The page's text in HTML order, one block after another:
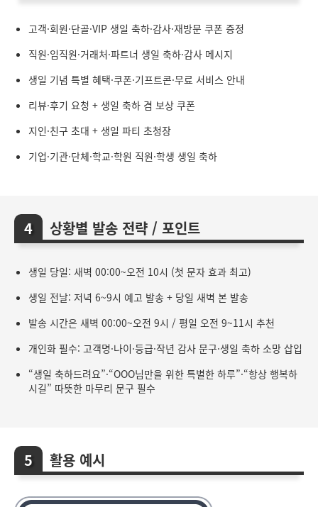
고객·회원·단골·VIP 생일 축하·감사·재방문 쿠폰 증정
직원·임직원·거래처·파트너 생일 축하·감사 메시지
생일 기념 특별 혜택·쿠폰·기프트콘·무료 서비스 안내
리뷰·후기 요청 + 생일 축하 겸 보상 쿠폰
지인·친구 초대 + 생일 파티 초청장
기업·기관·단체·학교·학원 직원·학생 생일 축하
상황별 발송 전략 / 포인트
생일 당일: 새벽 00:00~오전 10시 (첫 문자 효과 최고)
생일 전날: 저녁 6~9시 예고 발송 + 당일 새벽 본 발송
발송 시간은 새벽 00:00~오전 9시 / 평일 오전 9~11시 추천
개인화 필수: 고객명·나이·등급·작년 감사 문구·생일 축하 소망 삽입
“생일 축하드려요”·“OOO님만을 위한 특별한 하루”·“항상 행복하
시길” 따뜻한 마무리 문구 필수
활용 예시